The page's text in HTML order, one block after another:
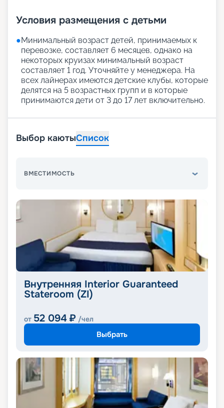
Условия размещения с детьми
●Минимальный возраст детей, принимаемых к
перевозке, составляет 6 месяцев, однако на
некоторых круизах минимальный возраст
составляет 1 год. Уточняйте у менеджера. На
всех лайнерах имеются детские клубы, которые
делятся на 5 возрастных групп и в которые
принимаются дети от 3 до 17 лет включительно.
Выбор каютыСписок
ВМЕСТИМОСТЬ
Внутренняя Interior Guaranteed
Stateroom (ZI)
от 52 094 ₽ /чел
Выбрать